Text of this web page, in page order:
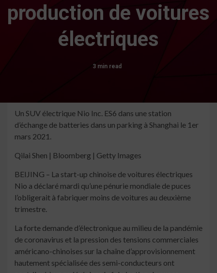
production de voitures
électriques
3 min read
Un SUV électrique Nio Inc. ES6 dans une station
d’échange de batteries dans un parking à Shanghai le 1er
mars 2021.
Qilai Shen | Bloomberg | Getty Images
BEIJING – La start-up chinoise de voitures électriques
Nio a déclaré mardi qu’une pénurie mondiale de puces
l’obligerait à fabriquer moins de voitures au deuxième
trimestre.
La forte demande d’électronique au milieu de la pandémie
de coronavirus et la pression des tensions commerciales
américano-chinoises sur la chaîne d’approvisionnement
hautement spécialisée des semi-conducteurs ont